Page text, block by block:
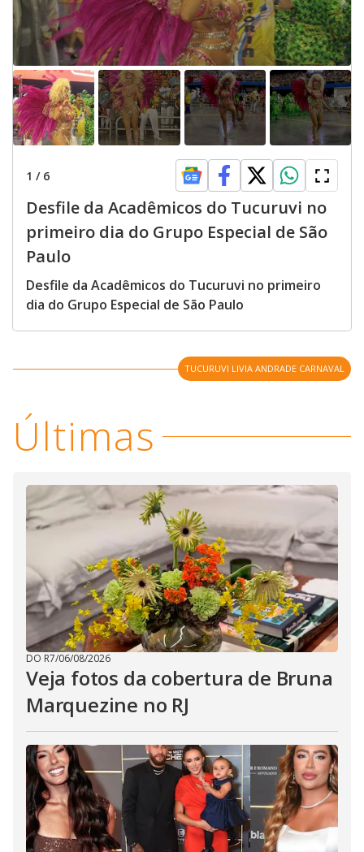
1 / 6
Desfile da Acadêmicos do Tucuruvi no
primeiro dia do Grupo Especial de São
Paulo
Desfile da Acadêmicos do Tucuruvi no primeiro
dia do Grupo Especial de São Paulo
TUCURUVI LIVIA ANDRADE CARNAVAL
Últimas
DO R7/06/08/2026
Veja fotos da cobertura de Bruna
Marquezine no RJ